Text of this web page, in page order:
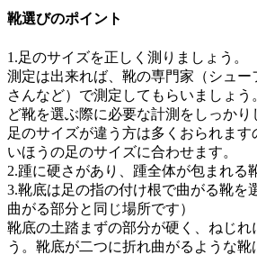
靴選びのポイント
1.足のサイズを正しく測りましょう。
測定は出来れば、靴の専門家（シュー
さんなど）で測定してもらいましょ
ど靴を選ぶ際に必要な計測をしっか
足のサイズが違う方は多くおられます
いほうの足のサイズに合わせます。
2.踵に硬さがあり、踵全体が包まれる
3.靴底は足の指の付け根で曲がる靴を
曲がる部分と同じ場所です）
靴底の土踏まずの部分が硬く、ねじれ
う。靴底が二つに折れ曲がるような